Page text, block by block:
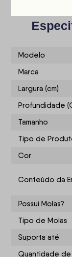
Modelo
Marca
Largura (cm)
Profundidade
Tamanho
Tipo de
Cor
Conteúdo da
Possui Molas?
Tipo de Molas
Suporta até
Quantidade de